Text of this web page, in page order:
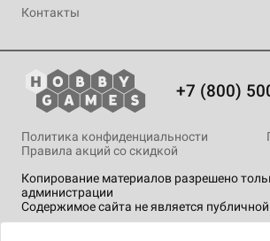
Контакты
+7 (800)
Копирование материалов разрешено
администрации
Содержимое сайта не является
Политика конфиденциальности
Правила акций со скидкой